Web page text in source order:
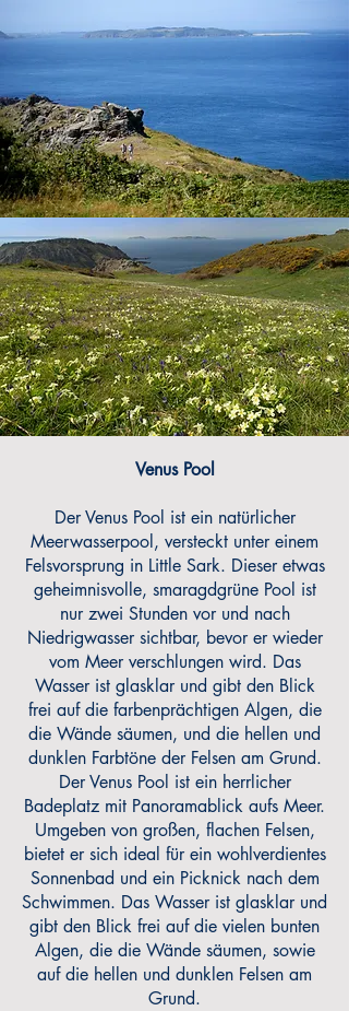
Venus Pool
Der Venus Pool ist ein natürlicher
Meerwasserpool, versteckt unter einem
Felsvorsprung in Little Sark. Dieser etwas
geheimnisvolle, smaragdgrüne Pool ist
nur zwei Stunden vor und nach
Niedrigwasser sichtbar, bevor er wieder
vom Meer verschlungen wird. Das
Wasser ist glasklar und gibt den Blick
frei auf die farbenprächtigen Algen, die
die Wände säumen, und die hellen und
dunklen Farbtöne der Felsen am Grund.
Der Venus Pool ist ein herrlicher
Badeplatz mit Panoramablick aufs Meer.
Umgeben von großen, flachen Felsen,
bietet er sich ideal für ein wohlverdientes
Sonnenbad und ein Picknick nach dem
Schwimmen. Das Wasser ist glasklar und
gibt den Blick frei auf die vielen bunten
Algen, die die Wände säumen, sowie
auf die hellen und dunklen Felsen am
Grund.